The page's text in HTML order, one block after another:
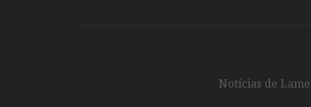
Notícias de